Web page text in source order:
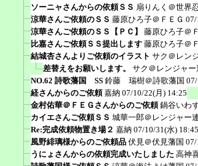
ソーニャさんからの依頼ＳＳ 扇りんく＠世界
涼華さんご依頼のＳＳ 藤原ひろ子＠ＦＥＧ 07/
涼華さんご依頼のＳＳ【ＰＣ】
藤原ひろ子＠
比嘉さんご依頼ＳＳ提出します 藤原ひろ子＠
結城杏さんよりご依頼のイラスト サク＠レン
差替えをお願いします。
サク＠レンジャー
NO.62 詩歌藩国 SS 鈴藤 瑞樹＠詩歌藩国
経さんからのご依頼 嘉納 07/10/22(月) 14:25
金村佑華＠ＦＥＧさんからのご依頼 鍋谷いわ
カイエさんご依頼ＳＳ 城華一郎＠レンジャー
Re:完成依頼物置き場２ 嘉納 07/10/31(水) 18:45
風野緋璃様からのご依頼品 伏見＠伏見藩国 07/
うにょさんからの依頼完成いたしました 高神